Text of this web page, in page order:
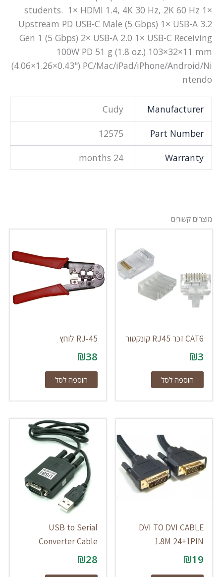
students. 1× HDMI 1.4, 4K 30 Hz, 2K 60 Hz 1×
Upstream PD USB-C Male (5 Gbps) 1× USB-A 3.2
Gen 1 (5 Gbps) 2× USB-A 2.0 1× USB-C Receiving
100W PD 51 g (1.8 oz.) 103×32×11 mm
(4.06×1.26×0.43") PC/Mac/iPad/iPhone/Android/Ni
ntendo
Manufacturer
Cudy
Part Number
12575
Warranty
24 months
מוצרים קשורים
CAT6 זכר RJ45 קונקטור
₪3
הוספה לסל
RJ-45 לוחץ
₪38
הוספה לסל
DVI TO DVI CABLE
1.8M 24+1PIN
₪19
USB to Serial
Converter Cable
₪28